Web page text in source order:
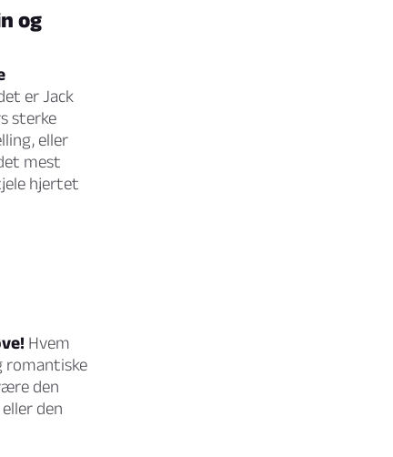
og
er Jack
sterke
eller
mest
hjertet
Hvem
romantiske
den
den